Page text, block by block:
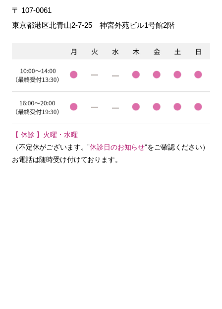
〒 107-0061
東京都港区北青山2-7-25 神宮外苑ビル1号館2階
【 休診 】火曜・水曜
（不定休がございます。”休診日のお知らせ”をご確認ください）
お電話は随時受け付けております。